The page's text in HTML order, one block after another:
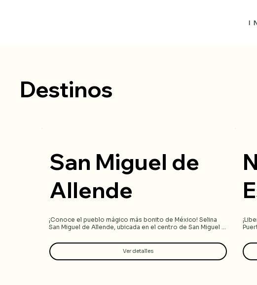
Destinos
San Miguel de
Allende
¡Conoce el pueblo mágico más bonito de México! Selina
San Miguel de Allende, ubicada en el centro de San Miguel
por la UNESCO.
Ver detalles